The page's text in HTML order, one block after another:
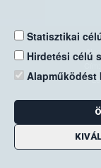
Statisztikai
Hirdetési célú